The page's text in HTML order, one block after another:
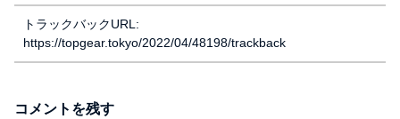
トラックバックURL:
https://topgear.tokyo/2022/04/48198/trackback
コメントを残す